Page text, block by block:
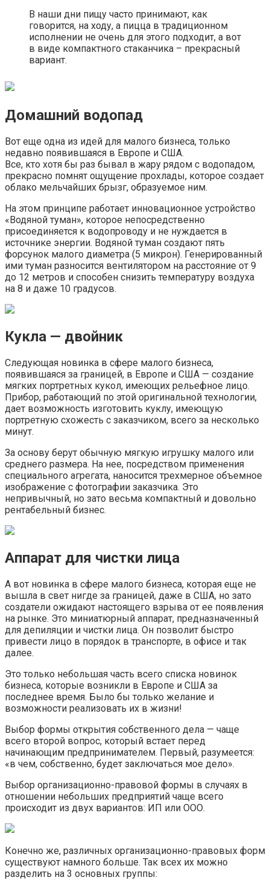
В наши дни пищу часто принимают, как
говорится, на ходу, а пицца в традиционном
исполнении не очень для этого подходит, а вот
в виде компактного стаканчика – прекрасный
вариант.
Домашний водопад
Вот еще одна из идей для малого бизнеса, только
недавно появившаяся в Европе и США.
Все, кто хотя бы раз бывал в жару рядом с водопадом,
прекрасно помнят ощущение прохлады, которое создает
облако мельчайших брызг, образуемое ним.
На этом принципе работает инновационное устройство
«Водяной туман», которое непосредственно
присоединяется к водопроводу и не нуждается в
источнике энергии. Водяной туман создают пять
форсунок малого диаметра (5 микрон). Генерированный
ими туман разносится вентилятором на расстояние от 9
до 12 метров и способен снизить температуру воздуха
на 8 и даже 10 градусов.
Кукла — двойник
Следующая новинка в сфере малого бизнеса,
появившаяся за границей, в Европе и США — создание
мягких портретных кукол, имеющих рельефное лицо.
Прибор, работающий по этой оригинальной технологии,
дает возможность изготовить куклу, имеющую
портретную схожесть с заказчиком, всего за несколько
минут.
За основу берут обычную мягкую игрушку малого или
среднего размера. На нее, посредством применения
специального агрегата, наносится трехмерное объемное
изображение с фотографии заказчика. Это
непривычный, но зато весьма компактный и довольно
рентабельный бизнес.
Аппарат для чистки лица
А вот новинка в сфере малого бизнеса, которая еще не
вышла в свет нигде за границей, даже в США, но зато
создатели ожидают настоящего взрыва от ее появления
на рынке. Это миниатюрный аппарат, предназначенный
для депиляции и чистки лица. Он позволит быстро
привести лицо в порядок в транспорте, в офисе и так
далее.
Это только небольшая часть всего списка новинок
бизнеса, которые возникли в Европе и США за
последнее время. Было бы только желание и
возможности реализовать их в жизни!
Выбор формы открытия собственного дела — чаще
всего второй вопрос, который встает перед
начинающим предпринимателем. Первый, разумеется:
«в чем, собственно, будет заключаться мое дело».
Выбор организационно-правовой формы в случаях в
отношении небольших предприятий чаще всего
происходит из двух вариантов: ИП или ООО.
Конечно же, различных организационно-правовых форм
существуют намного больше. Так всех их можно
разделить на 3 основных группы: